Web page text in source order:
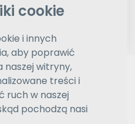
cookie
i innych
aby poprawić
naszej witryny,
treści i
ruch w naszej
pochodzą nasi
tłumacza
zaawansowane
W TYM MIEJSCU